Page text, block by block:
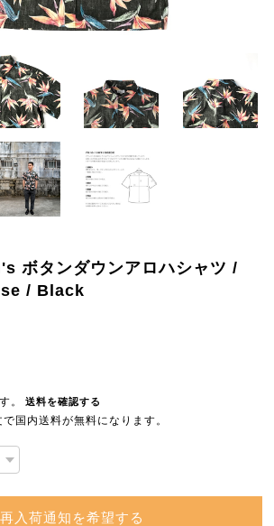
ボタンダウンアロハシャツ /
/ Black
。 送料を確認する
国内送料が無料になります。
再入荷通知を希望する